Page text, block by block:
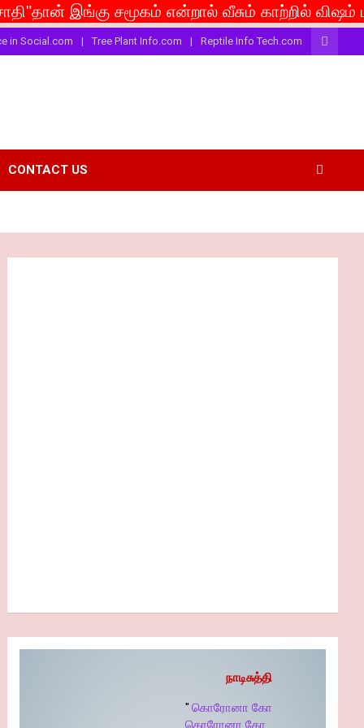
இங்கு சமூகம் என்றால் வீசும் காற்றில் விஷம்
in Social.com Tree Plant Info.com Reptile Info Tech.com
CONTACT US
நாடிசுத்தி
" கொரோனா கோ
கொரோனா கோ